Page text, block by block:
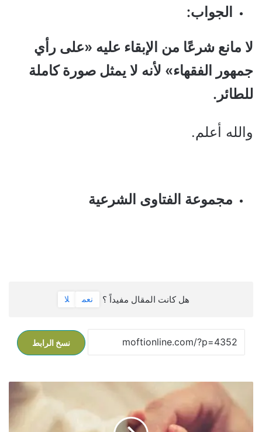
الجواب:
لا مانع شرعًا من الإبقاء عليه «على رأي
جمهور الفقهاء» لأنه لا يمثل صورة كاملة
للطائر.
والله أعلم.
مجموعة الفتاوى الشرعية
هل كانت المقال مفيداً ؟ نعم لا
نسخ الرابط